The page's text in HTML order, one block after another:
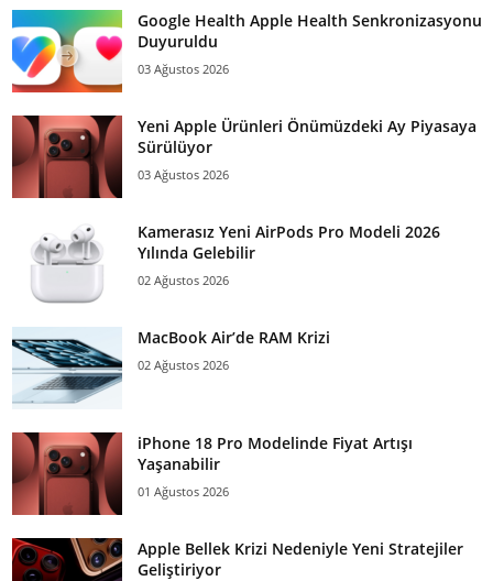
Google Health Apple Health Senkronizasyonu
Duyuruldu
03 Ağustos 2026
Yeni Apple Ürünleri Önümüzdeki Ay Piyasaya
Sürülüyor
03 Ağustos 2026
Kamerasız Yeni AirPods Pro Modeli 2026
Yılında Gelebilir
02 Ağustos 2026
MacBook Air’de RAM Krizi
02 Ağustos 2026
iPhone 18 Pro Modelinde Fiyat Artışı
Yaşanabilir
01 Ağustos 2026
Apple Bellek Krizi Nedeniyle Yeni Stratejiler
Geliştiriyor